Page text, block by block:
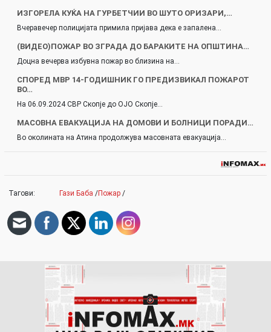
ИЗГОРЕЛА КУЌА НА ГУРБЕТЧИИ ВО ШУТО ОРИЗАРИ,…
Вчеравечер полицијата примила пријава дека е запалена…
(ВИДЕО)ПОЖАР ВО ЗГРАДА ДО БАРАКИТЕ НА ОПШТИНА…
Доцна вечерва избувна пожар во близина на…
СПОРЕД МВР 14-ГОДИШНИК ГО ПРЕДИЗВИКАЛ ПОЖАРОТ
ВО…
На 06.09.2024 СВР Скопје до ОЈО Скопје…
МАСОВНА ЕВАКУАЦИЈА НА ДОМОВИ И БОЛНИЦИ ПОРАДИ…
Во околината на Атина продолжува масовната евакуација…
Тагови: Гази Баба /Пожар /